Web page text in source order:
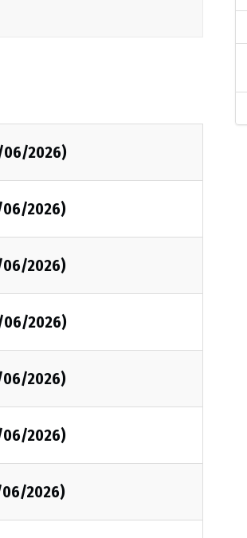
06/2026)
06/2026)
06/2026)
06/2026)
06/2026)
06/2026)
06/2026)